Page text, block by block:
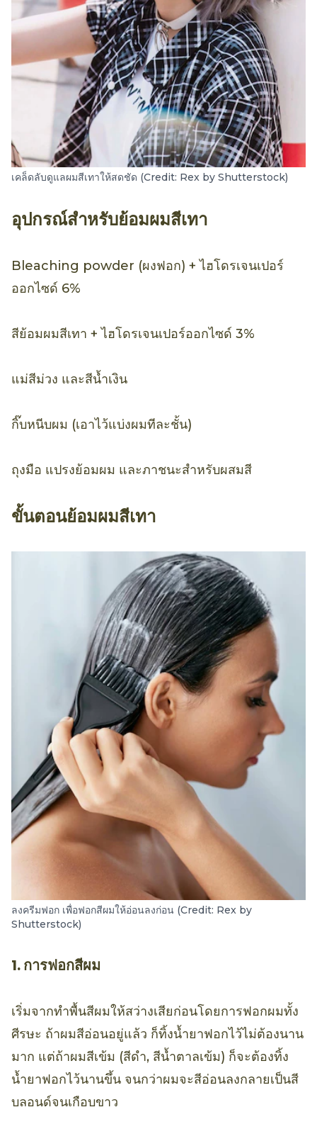
เคล็ดลับดูแลผมสีเทาให้สดชัด (Credit: Rex by Shutterstock)
อุปกรณ์สำหรับย้อมผมสีเทา
Bleaching powder (ผงฟอก) + ไฮโดรเจนเปอร์
ออกไซด์ 6%
สีย้อมผมสีเทา + ไฮโดรเจนเปอร์ออกไซด์ 3%
แม่สีม่วง และสีน้ำเงิน
กิ๊บหนีบผม (เอาไว้แบ่งผมทีละชั้น)
ถุงมือ แปรงย้อมผม และภาชนะสำหรับผสมสี
ขั้นตอนย้อมผมสีเทา
ลงครีมฟอก เพื่อฟอกสีผมให้อ่อนลงก่อน (Credit: Rex by
Shutterstock)
1. การฟอกสีผม
เริ่มจากทำพื้นสีผมให้สว่างเสียก่อนโดยการฟอกผมทั้ง
ศีรษะ ถ้าผมสีอ่อนอยู่แล้ว ก็ทิ้งน้ำยาฟอกไว้ไม่ต้องนาน
มาก แต่ถ้าผมสีเข้ม (สีดำ, สีน้ำตาลเข้ม) ก็จะต้องทิ้ง
น้ำยาฟอกไว้นานขึ้น จนกว่าผมจะสีอ่อนลงกลายเป็นสี
บลอนด์จนเกือบขาว